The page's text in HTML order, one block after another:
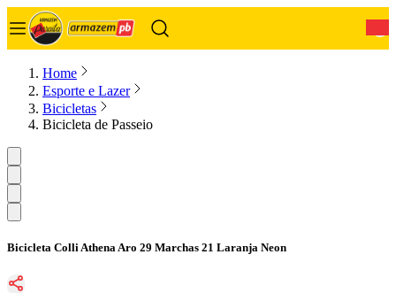
Home
Esporte e Lazer
Bicicletas
Bicicleta de Passeio
Bicicleta Colli Athena Aro 29 Marchas 21 Laranja Neon